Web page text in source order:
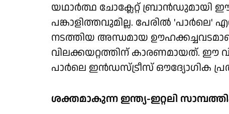
യഥാര്‍ത്ഥ ചോക്ലേറ്റ് ബ്രാന്‍ഡുമായി
പങ്കാളിത്തവുമില്ല. പേരില്‍
നടത്തിയ അന്ധമായ ഊഹക്കച്ചവടമാണ്
വിലക്കയറ്റത്തിന് കാരണമായത്. ഈ
പാര്‍ലെ ഇന്‍ഡസ്ട്രീസ് ഔദ്യോഗിക
ശക്തമാകുന്ന ഇന്ത്യ-ഇറ്റലി